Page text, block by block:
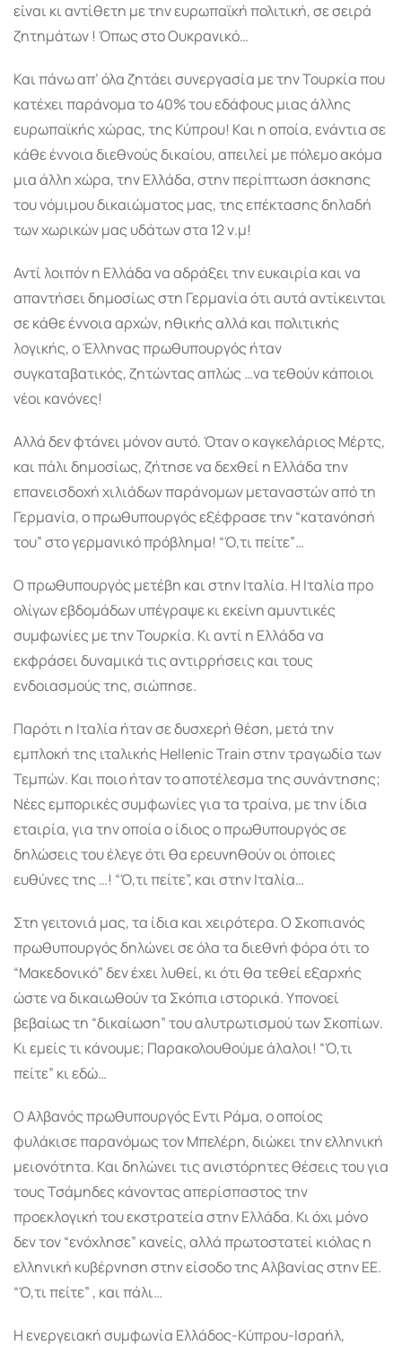
είναι κι αντίθετη με την ευρωπαϊκή πολιτική, σε σειρά
ζητημάτων ! Όπως στο Ουκρανικό…
Και πάνω απ’ όλα ζητάει συνεργασία με την Τουρκία που
κατέχει παράνομα το 40% του εδάφους μιας άλλης
ευρωπαϊκής χώρας, της Κύπρου! Και η οποία, ενάντια σε
κάθε έννοια διεθνούς δικαίου, απειλεί με πόλεμο ακόμα
μια άλλη χώρα, την Ελλάδα, στην περίπτωση άσκησης
του νόμιμου δικαιώματος μας, της επέκτασης δηλαδή
των χωρικών μας υδάτων στα 12 ν.μ!
Αντί λοιπόν η Ελλάδα να αδράξει την ευκαιρία και να
απαντήσει δημοσίως στη Γερμανία ότι αυτά αντίκεινται
σε κάθε έννοια αρχών, ηθικής αλλά και πολιτικής
λογικής, ο Έλληνας πρωθυπουργός ήταν
συγκαταβατικός, ζητώντας απλώς …να τεθούν κάποιοι
νέοι κανόνες!
Αλλά δεν φτάνει μόνον αυτό. Όταν ο καγκελάριος Μέρτς,
και πάλι δημοσίως, ζήτησε να δεχθεί η Ελλάδα την
επανεισδοχή χιλιάδων παράνομων μεταναστών από τη
Γερμανία, ο πρωθυπουργός εξέφρασε την “κατανόησή
του” στο γερμανικό πρόβλημα! “Ό,τι πείτε”…
Ο πρωθυπουργός μετέβη και στην Ιταλία. Η Ιταλία προ
ολίγων εβδομάδων υπέγραψε κι εκείνη αμυντικές
συμφωνίες με την Τουρκία. Κι αντί η Ελλάδα να
εκφράσει δυναμικά τις αντιρρήσεις και τους
ενδοιασμούς της, σιώπησε.
Παρότι η Ιταλία ήταν σε δυσχερή θέση, μετά την
εμπλοκή της ιταλικής Hellenic Train στην τραγωδία των
Τεμπών. Και ποιο ήταν το αποτέλεσμα της συνάντησης;
Νέες εμπορικές συμφωνίες για τα τραίνα, με την ίδια
εταιρία, για την οποία ο ίδιος ο πρωθυπουργός σε
δηλώσεις του έλεγε ότι θα ερευνηθούν οι όποιες
ευθύνες της …! “Ό,τι πείτε”, και στην Ιταλία…
Στη γειτονιά μας, τα ίδια και χειρότερα. Ο Σκοπιανός
πρωθυπουργός δηλώνει σε όλα τα διεθνή φόρα ότι το
“Μακεδονικό” δεν έχει λυθεί, κι ότι θα τεθεί εξαρχής
ώστε να δικαιωθούν τα Σκόπια ιστορικά. Υπονοεί
βεβαίως τη “δικαίωση” του αλυτρωτισμού των Σκοπίων.
Κι εμείς τι κάνουμε; Παρακολουθούμε άλαλοι! “Ό,τι
πείτε” κι εδώ…
Ο Αλβανός πρωθυπουργός Εντι Ράμα, ο οποίος
φυλάκισε παρανόμως τον Μπελέρη, διώκει την ελληνική
μειονότητα. Και δηλώνει τις ανιστόρητες θέσεις του για
τους Τσάμηδες κάνοντας απερίσπαστος την
προεκλογική του εκστρατεία στην Ελλάδα. Κι όχι μόνο
δεν τον “ενόχλησε” κανείς, αλλά πρωτοστατεί κιόλας η
ελληνική κυβέρνηση στην είσοδο της Αλβανίας στην ΕΕ.
“Ό,τι πείτε” , και πάλι…
Η ενεργειακή συμφωνία Ελλάδος-Κύπρου-Ισραήλ,